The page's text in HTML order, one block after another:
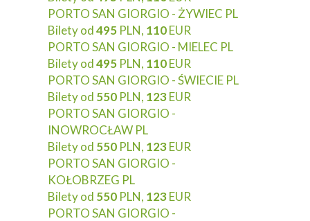
PORTO SAN GIORGIO - ŻYWIEC PL
Bilety od495 PLN, 110EUR
PORTO SAN GIORGIO - MIELEC PL
Bilety od495 PLN, 110EUR
PORTO SAN GIORGIO - ŚWIECIE PL
Bilety od 550 PLN, 123EUR
PORTO SAN GIORGIO -
INOWROCŁAW PL
Bilety od 550 PLN, 123EUR
PORTO SAN GIORGIO -
KOŁOBRZEG PL
Bilety od 550 PLN, 123EUR
PORTO SAN GIORGIO -